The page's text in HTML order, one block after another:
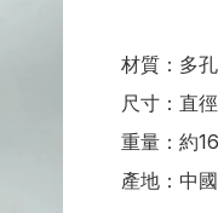
材質：多
尺寸：直
重量：約
產地：中國